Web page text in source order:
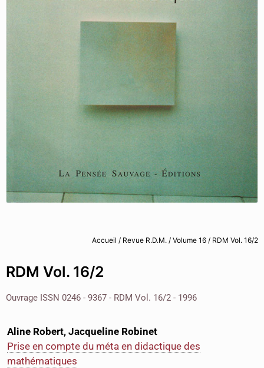
Accueil / Revue R.D.M. / Volume 16 / RDM Vol. 16/2
RDM Vol. 16/2
Ouvrage ISSN 0246 - 9367 - RDM Vol. 16/2 - 1996
Aline Robert, Jacqueline Robinet
Prise en compte du méta en didactique des
mathématiques